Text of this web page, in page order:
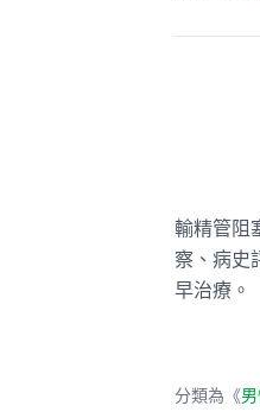
輸精管阻
察、病史
早治療。
分類為《